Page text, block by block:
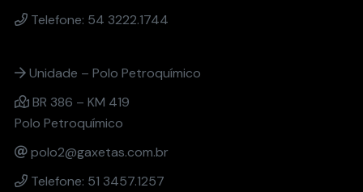
Telefone: 54 3222.1744
Unidade – Polo Petroquímico
BR 386 – KM 419
Polo Petroquímico
polo2@gaxetas.com.br
Telefone: 51 3457.1257